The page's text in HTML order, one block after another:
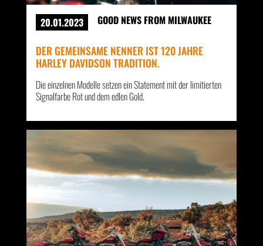
20.01.2023 GOOD NEWS FROM MILWAUKEE
DER GEMEINSAME NENNER IST 120 JAHRE
HARLEY DAVIDSON TRADITION.
Die einzelnen Modelle setzen ein Statement mit der limitierten
Signalfarbe Rot und dem edlen Gold.